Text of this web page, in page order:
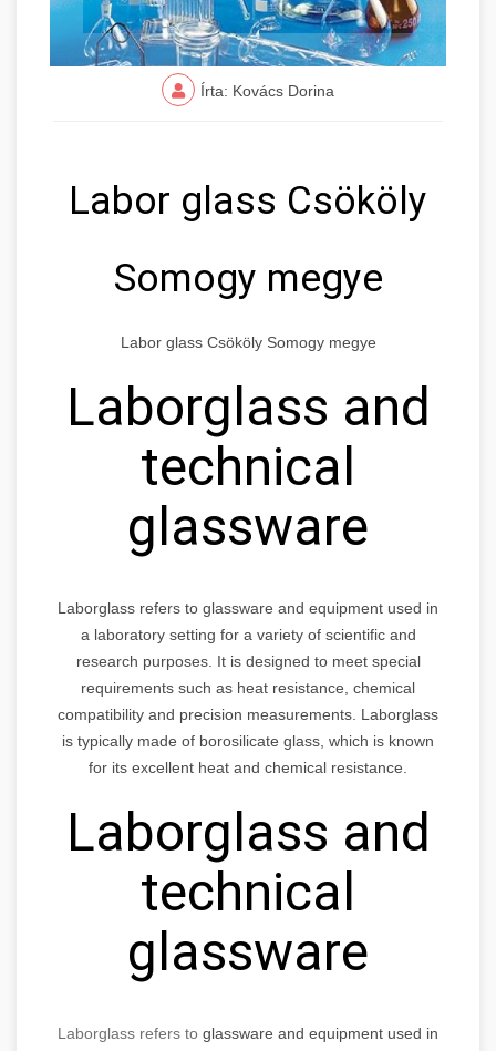
Írta: Kovács Dorina
Labor glass Csököly
Somogy megye
Labor glass Csököly Somogy megye
Laborglass and
technical
glassware
Laborglass refers to glassware and equipment used in
a laboratory setting for a variety of scientific and
research purposes. It is designed to meet special
requirements such as heat resistance, chemical
compatibility and precision measurements. Laborglass
is typically made of borosilicate glass, which is known
for its excellent heat and chemical resistance.
Laborglass and
technical
glassware
Laborglass refers to glassware and equipment used in